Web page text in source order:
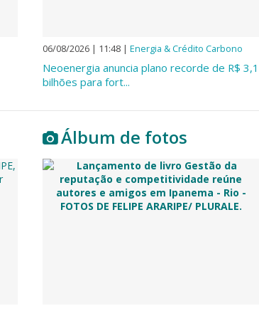
06/08/2026 | 11:48| Energia & Crédito Carbono
Neoenergia anuncia plano recorde de R$ 3,1
bilhões para fort...
Álbum de fotos